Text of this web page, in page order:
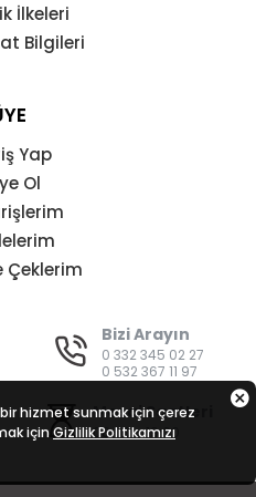
İlkeleri
Bilgileri
Yap
Ol
Çeklerim
Bizi Arayın
0 332 345 02 27
0 532 367 11 97
Mesai Saatleri
08:00 - 19:00
hizmet sunmak için çerez
için Gizlilik Politikamızı